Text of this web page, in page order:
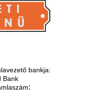
bankja:
Bank
: